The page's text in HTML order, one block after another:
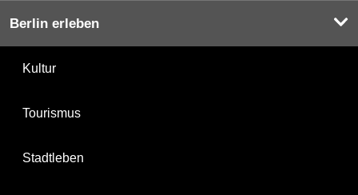
Berlin erleben
Kultur
Tourismus
Stadtleben